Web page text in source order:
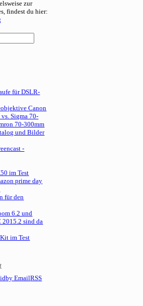
zur
findest du hier:
für DSLR-
Canon
Sigma 70-
70-300mm
und Bilder
-
im Test
prime day
für den
6.2 und
sind da
im Test
by EmailRSS